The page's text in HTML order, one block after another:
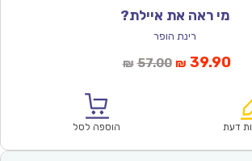
מי ראה את איילת?
רינת הופר
₪ 57.00המחיר
₪57.00.
₪ 39.90
דעת הוספה לסל